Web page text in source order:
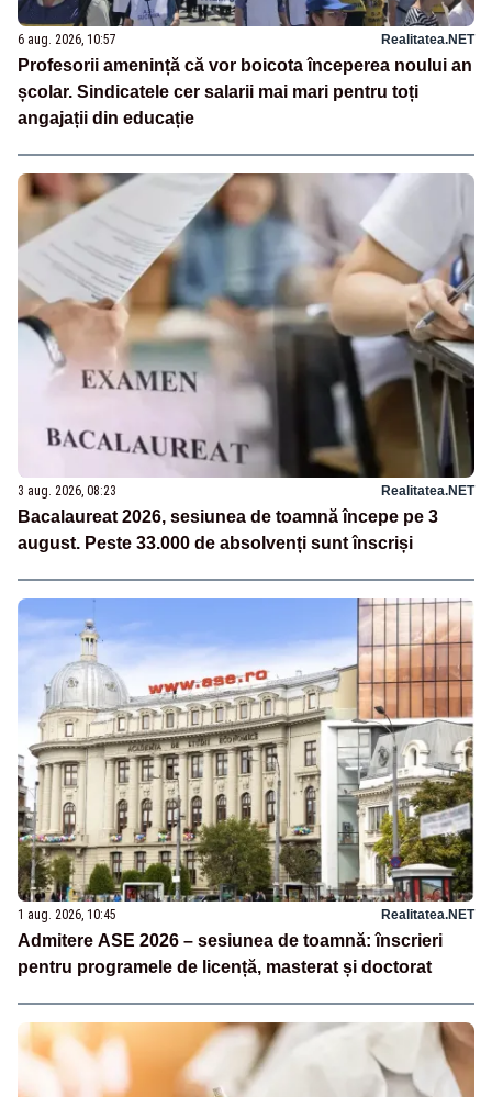
6 aug. 2026, 10:57 Realitatea.NET
Profesorii amenință că vor boicota începerea noului an
școlar. Sindicatele cer salarii mai mari pentru toți
angajații din educație
3 aug. 2026, 08:23 Realitatea.NET
Bacalaureat 2026, sesiunea de toamnă începe pe 3
august. Peste 33.000 de absolvenți sunt înscriși
1 aug. 2026, 10:45 Realitatea.NET
Admitere ASE 2026 – sesiunea de toamnă: înscrieri
pentru programele de licență, masterat și doctorat